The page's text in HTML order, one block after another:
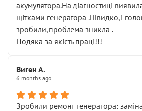
акумулятора.На діагностиці
щітками генератора .Швидко,і
зробили,проблема зникла .
Подяка за якість праці!!!
Виген А.
6 months ago
Зробили ремонт генератора: